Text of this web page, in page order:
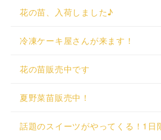
花の苗、入荷しました♪
冷凍ケーキ屋さんが来ます！
花の苗販売中です
夏野菜苗販売中！
話題のスイーツがやってくる！1日